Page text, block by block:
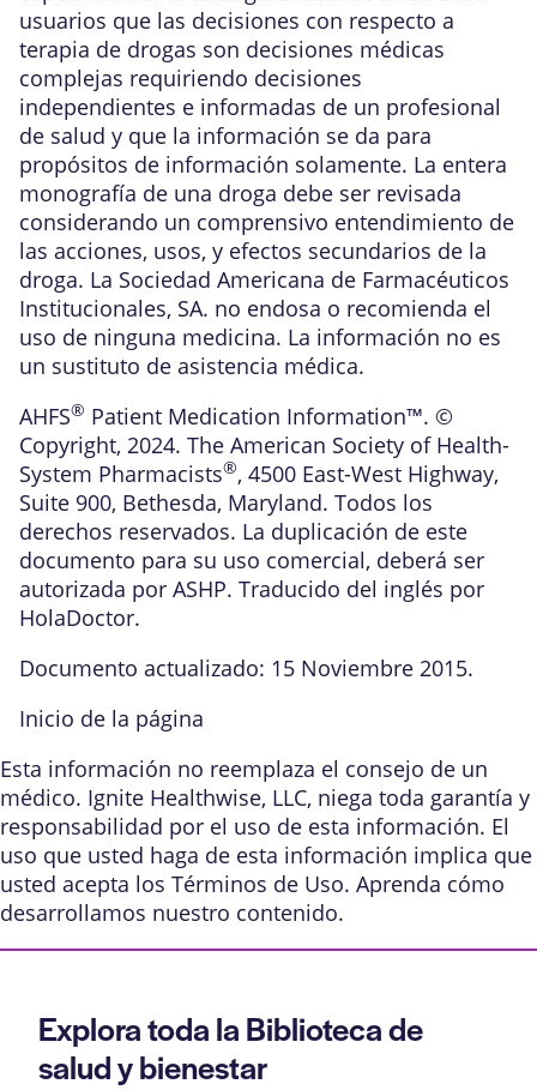
usuarios que las decisiones con respecto a
terapia de drogas son decisiones médicas
complejas requiriendo decisiones
independientes e informadas de un profesional
de salud y que la información se da para
propósitos de información solamente. La entera
monografía de una droga debe ser revisada
considerando un comprensivo entendimiento de
las acciones, usos, y efectos secundarios de la
droga. La Sociedad Americana de Farmacéuticos
Institucionales, SA. no endosa o recomienda el
uso de ninguna medicina. La información no es
un sustituto de asistencia médica.
AHFS® Patient Medication Information™. ©
Copyright, 2024. The American Society of Health-
System Pharmacists®, 4500 East-West Highway,
Suite 900, Bethesda, Maryland. Todos los
derechos reservados. La duplicación de este
documento para su uso comercial, deberá ser
autorizada por ASHP. Traducido del inglés por
HolaDoctor.
Documento actualizado: 15 Noviembre 2015.
Inicio de la página
Esta información no reemplaza el consejo de un
médico. Ignite Healthwise, LLC, niega toda garantía y
responsabilidad por el uso de esta información. El
uso que usted haga de esta información implica que
usted acepta los Términos de Uso. Aprenda cómo
desarrollamos nuestro contenido.
Explora toda la Biblioteca de
salud y bienestar